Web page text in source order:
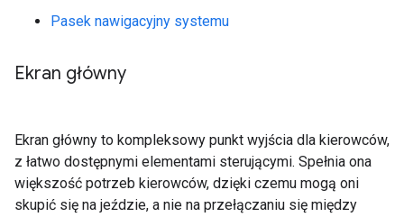
Pasek nawigacyjny systemu
Ekran główny
Ekran główny to kompleksowy punkt wyjścia dla kierowców,
z łatwo dostępnymi elementami sterującymi. Spełnia ona
większość potrzeb kierowców, dzięki czemu mogą oni
skupić się na jeździe, a nie na przełączaniu się między